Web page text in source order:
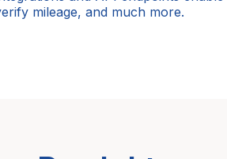
mileage, and much more.